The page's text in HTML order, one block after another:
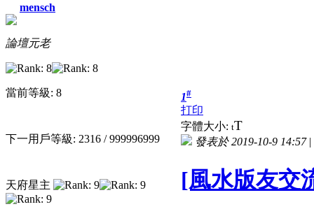
mensch
論壇元老
當前等級: 8
下一用戶等級: 2316 / 999996999
天府星主
1#
打印
字體大小: tT
發表於 2019-10-9 14:57|
[風水版友交